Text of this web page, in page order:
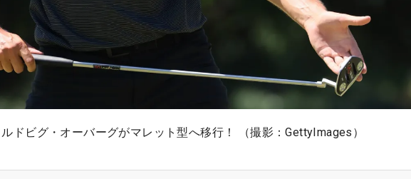
ドビグ・オーバーグがマレット型へ移行！ （撮影：GettyImages）